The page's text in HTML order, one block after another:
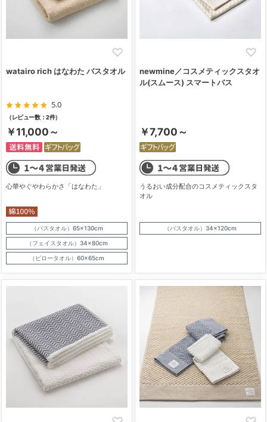
watairo rich はなわた バスタオル
5.0
（レビュー数：2件）
￥11,000～
心華やぐやわらかさ「はなわた」
（バスタオル）65×130cm
（フェイスタオル）34×80cm
（ピロータオル）60×65cm
newmine／コスメティックスタオ
ル(スムース) スマートバス
￥7,700～
うるおい成分配合のコスメティックスタ
オル
（バスタオル）34×120cm